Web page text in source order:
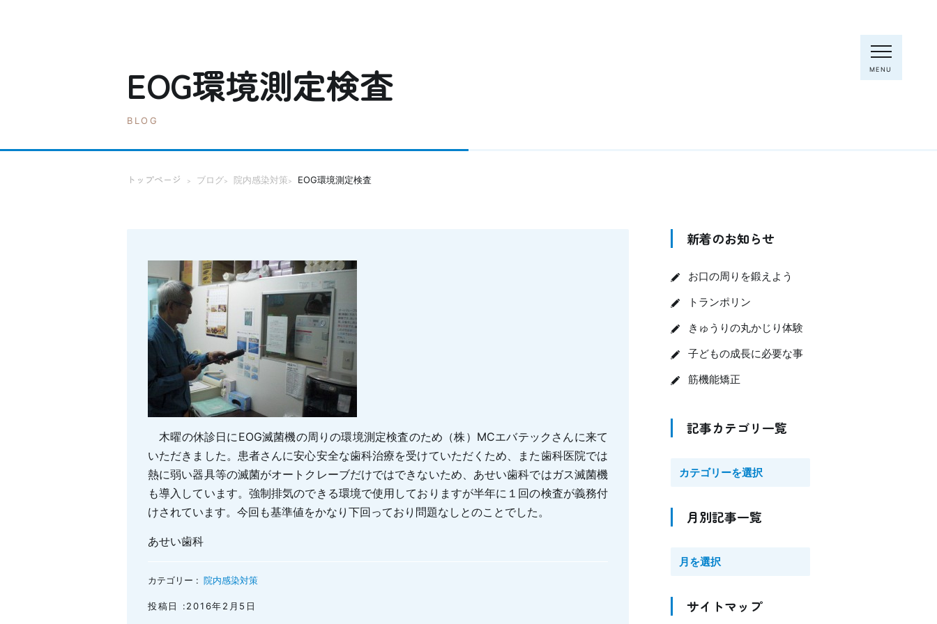
MENU
EOG環境測定検査
BLOG
トップページ > ブログ> 院内感染対策> EOG環境測定検査
木曜の休診日にEOG滅菌機の周りの環境測定検査のため（株）MCエバテックさんに来て
いただきました。患者さんに安心安全な歯科治療を受けていただくため、また歯科医院では
熱に弱い器具等の滅菌がオートクレーブだけではできないため、あせい歯科ではガス滅菌機
も導入しています。強制排気のできる環境で使用しておりますが半年に１回の検査が義務付
けされています。今回も基準値をかなり下回っており問題なしとのことでした。
あせい歯科
カテゴリー : 院内感染対策
投稿日 :2016年2月5日
新着のお知らせ
お口の周りを鍛えよう
トランポリン
きゅうりの丸かじり体験
子どもの成長に必要な事
筋機能矯正
記事カテゴリ一覧
月別記事一覧
サイトマップ